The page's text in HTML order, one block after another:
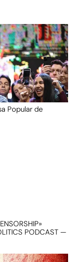
Popular de
PODCAST —